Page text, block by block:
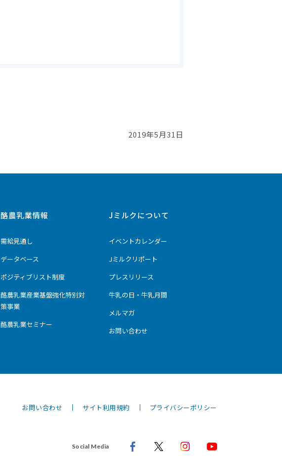
2019年5月31日
酪農乳業情報
需給見通し
データベース
ポジティブリスト制度
酪農乳業産業基盤強化特別対
策事業
酪農乳業セミナー
Jミルクについて
イベントカレンダー
Jミルクリポート
プレスリリース
牛乳の日・牛乳月間
メルマガ
お問い合わせ
お問い合わせ サイト利用規約 プライバシーポリシー
Social Media